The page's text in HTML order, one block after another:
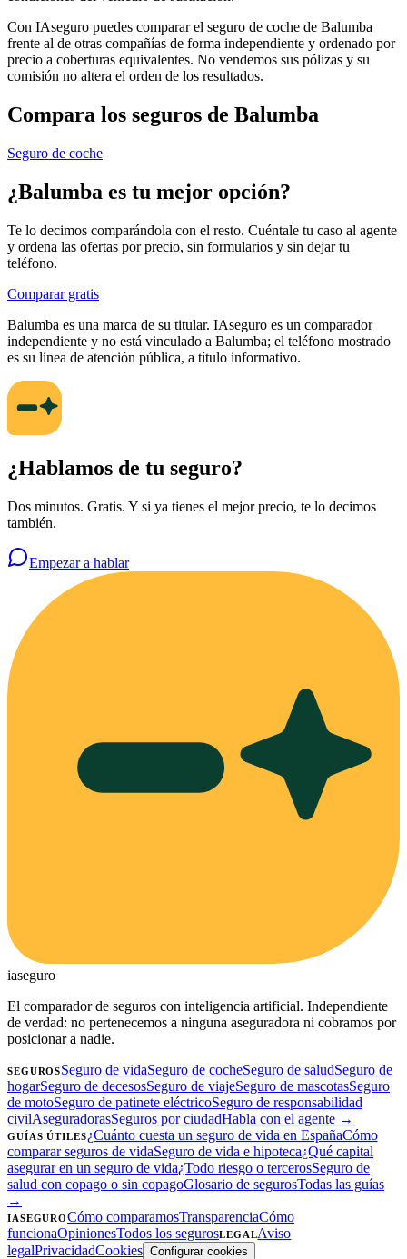
Con IAseguro puedes comparar el seguro de coche de Balumba
frente al de otras compañías de forma independiente y ordenado por
precio a coberturas equivalentes. No vendemos sus pólizas y su
comisión no altera el orden de los resultados.
Compara los seguros de Balumba
Seguro de coche
¿Balumba es tu mejor opción?
Te lo decimos comparándola con el resto. Cuéntale tu caso al agente
y ordena las ofertas por precio, sin formularios y sin dejar tu
teléfono.
Comparar gratis
Balumba es una marca de su titular. IAseguro es un comparador
independiente y no está vinculado a Balumba; el teléfono mostrado
es su línea de atención pública, a título informativo.
¿Hablamos de tu seguro?
Dos minutos. Gratis. Y si ya tienes el mejor precio, te lo decimos
también.
Empezar a hablar
iaseguro
El comparador de seguros con inteligencia artificial. Independiente
de verdad: no pertenecemos a ninguna aseguradora ni cobramos por
posicionar a nadie.
SEGUROSSeguro de vidaSeguro de cocheSeguro de saludSeguro de
hogarSeguro de decesosSeguro de viajeSeguro de mascotasSeguro
de motoSeguro de patinete eléctricoSeguro de responsabilidad
civilAseguradorasSeguros por ciudadHabla con el agente →
GUÍAS ÚTILES¿Cuánto cuesta un seguro de vida en EspañaCómo
comparar seguros de vidaSeguro de vida e hipoteca¿Qué capital
asegurar en un seguro de vida¿Todo riesgo o tercerosSeguro de
salud con copago o sin copagoGlosario de segurosTodas las guías
→
IASEGUROCómo comparamosTransparenciaCómo
funcionaOpinionesTodos los segurosLEGALAviso
legalPrivacidadCookies Configurar cookies